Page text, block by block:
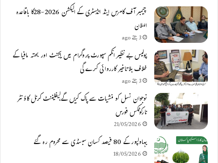
چیمبر آف کامرس اینڈ انڈسٹری کے الیکشن 2026-28کا باقاعدہ
اعلان
3 ہفتے ago
پولیس بے نظیر انکم سپورٹ پروگرام میں ایجنٹ اور بھتہ مافیا کے
خلاف بلاتاخیر کارروائی کرے گی
3 ہفتے ago
نوجوان نسل کو منشیات سے پاک کریں گے،لیفٹیننٹ کرنل کاؤنٹر
نارکوٹکس فورس
21/05/2026
بہاولپور کے 80 فیصد کسان سبسڈی سے محروم رہ گئے
18/05/2026